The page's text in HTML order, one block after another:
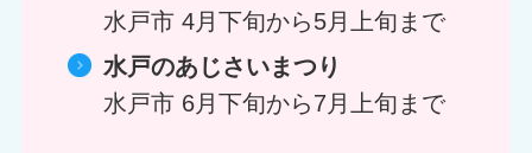
水戸市 4月下旬から5月上旬まで
水戸のあじさいまつり
水戸市 6月下旬から7月上旬まで